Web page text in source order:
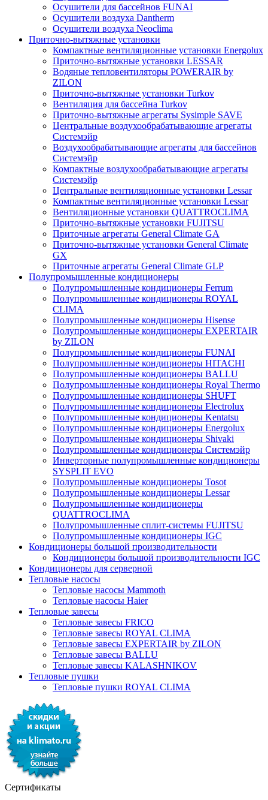
Осушители для бассейнов FUNAI
Осушители воздуха Dantherm
Осушители воздуха Neoclima
Приточно-вытяжные установки
Компактные вентиляционные установки Energolux
Приточно-вытяжные установки LESSAR
Водяные тепловентиляторы POWERAIR by
ZILON
Приточно-вытяжные установки Turkov
Вентиляция для бассейна Turkov
Приточно-вытяжные агрегаты Sysimple SAVE
Центральные воздухообрабатывающие агрегаты
Системэйр
Воздухообрабатывающие агрегаты для бассейнов
Системэйр
Компактные воздухообрабатывающие агрегаты
Системэйр
Центральные вентиляционные установки Lessar
Компактные вентиляционные установки Lessar
Вентиляционные установки QUATTROCLIMA
Приточно-вытяжные установки FUJITSU
Приточные агрегаты General Climate GA
Приточно-вытяжные установки General Climate
GX
Приточные агрегаты General Climate GLP
Полупромышленные кондиционеры
Полупромышленные кондиционеры Ferrum
Полупромышленные кондиционеры ROYAL
CLIMA
Полупромышленные кондиционеры Hisense
Полупромышленные кондиционеры EXPERTAIR
by ZILON
Полупромышленные кондиционеры FUNAI
Полупромышленные кондиционеры HITACHI
Полупромышленные кондиционеры BALLU
Полупромышленные кондиционеры Royal Thermo
Полупромышленные кондиционеры SHUFT
Полупромышленные кондиционеры Electrolux
Полупромышленные кондиционеры Kentatsu
Полупромышленные кондиционеры Energolux
Полупромышленные кондиционеры Shivaki
Полупромышленные кондиционеры Системэйр
Инверторные полупромышленные кондиционеры
SYSPLIT EVO
Полупромышленные кондиционеры Tosot
Полупромышленные кондиционеры Lessar
Полупромышленные кондиционеры
QUATTROCLIMA
Полупромышленные сплит-системы FUJITSU
Полупромышленные кондиционеры IGC
Кондиционеры большой производительности
Кондиционеры большой производительности IGC
Кондиционеры для серверной
Тепловые насосы
Тепловые насосы Mammoth
Тепловые насосы Haier
Тепловые завесы
Тепловые завесы FRICO
Тепловые завесы ROYAL CLIMA
Тепловые завесы EXPERTAIR by ZILON
Тепловые завесы BALLU
Тепловые завесы KALASHNIKOV
Тепловые пушки
Тепловые пушки ROYAL CLIMA
Сертификаты